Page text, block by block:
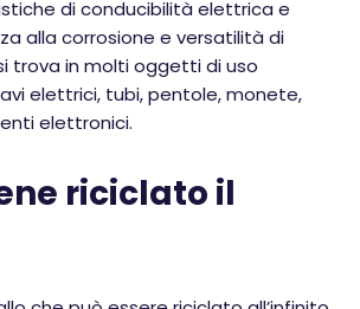
di conducibilità elettrica e
alla corrosione e versatilità di
trova in molti oggetti di uso
elettrici, tubi, pentole, monete,
elettronici.
riciclato il